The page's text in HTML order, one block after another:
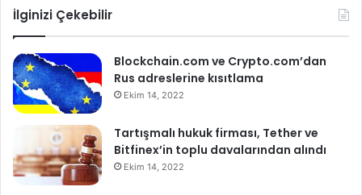
İlginizi Çekebilir
Blockchain.com ve Crypto.com’dan
Rus adreslerine kısıtlama
Ekim 14, 2022
Tartışmalı hukuk firması, Tether ve
Bitfinex’in toplu davalarından alındı
Ekim 14, 2022